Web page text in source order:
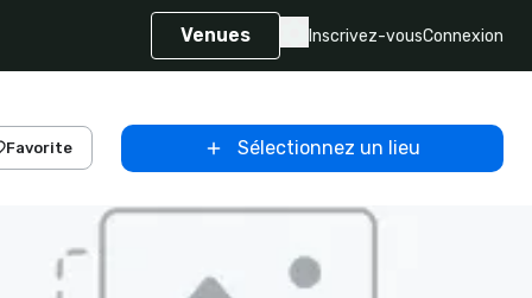
Venues Inscrivez-vousConnexion
Favorite Sélectionnez un lieu